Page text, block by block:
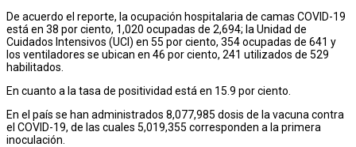
De acuerdo el reporte, la ocupación hospitalaria de camas COVID-19
está en 38 por ciento, 1,020 ocupadas de 2,694; la Unidad de
Cuidados Intensivos (UCI) en 55 por ciento, 354 ocupadas de 641 y
los ventiladores se ubican en 46 por ciento, 241 utilizados de 529
habilitados.
En cuanto a la tasa de positividad está en 15.9 por ciento.
En el país se han administrados 8,077,985 dosis de la vacuna contra
el COVID-19, de las cuales 5,019,355 corresponden a la primera
inoculación.